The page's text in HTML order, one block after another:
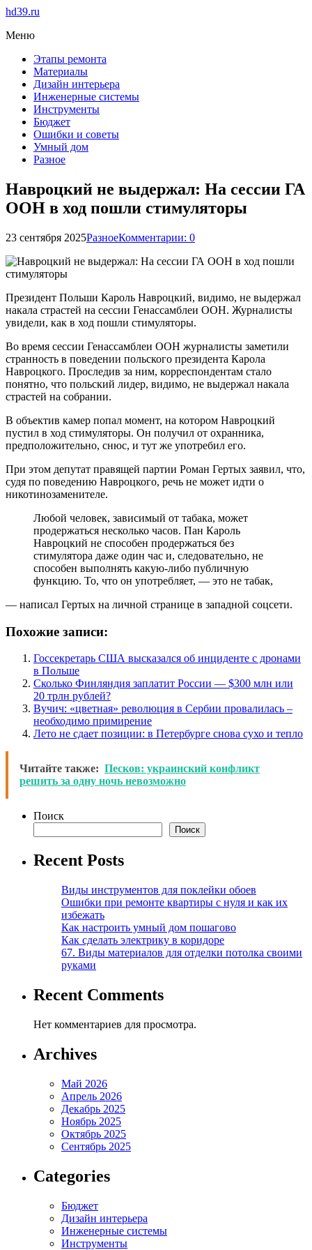
hd39.ru
Меню
Этапы ремонта
Материалы
Дизайн интерьера
Инженерные системы
Инструменты
Бюджет
Ошибки и советы
Умный дом
Разное
Навроцкий не выдержал: На сессии ГА
ООН в ход пошли стимуляторы
23 сентября 2025РазноеКомментарии: 0
Президент Польши Кароль Навроцкий, видимо, не выдержал
накала страстей на сессии Генассамблеи ООН. Журналисты
увидели, как в ход пошли стимуляторы.
Во время сессии Генассамблеи ООН журналисты заметили
странность в поведении польского президента Карола
Навроцкого. Проследив за ним, корреспондентам стало
понятно, что польский лидер, видимо, не выдержал накала
страстей на собрании.
В объектив камер попал момент, на котором Навроцкий
пустил в ход стимуляторы. Он получил от охранника,
предположительно, снюс, и тут же употребил его.
При этом депутат правящей партии Роман Гертых заявил, что,
судя по поведению Навроцкого, речь не может идти о
никотинозаменителе.
Любой человек, зависимый от табака, может
продержаться несколько часов. Пан Кароль
Навроцкий не способен продержаться без
стимулятора даже один час и, следовательно, не
способен выполнять какую-либо публичную
функцию. То, что он употребляет, — это не табак,
— написал Гертых на личной странице в западной соцсети.
Похожие записи:
Госсекретарь США высказался об инциденте с дронами
в Польше
Сколько Финляндия заплатит России — $300 млн или
20 трлн рублей?
Вучич: «цветная» революция в Сербии провалилась –
необходимо примирение
Лето не сдает позиции: в Петербурге снова сухо и тепло
Читайте также: Песков: украинский конфликт
решить за одну ночь невозможно
Поиск
Поиск
Recent Posts
Виды инструментов для поклейки обоев
Ошибки при ремонте квартиры с нуля и как их
избежать
Как настроить умный дом пошагово
Как сделать электрику в коридоре
67. Виды материалов для отделки потолка своими
руками
Recent Comments
Нет комментариев для просмотра.
Archives
Май 2026
Апрель 2026
Декабрь 2025
Ноябрь 2025
Октябрь 2025
Сентябрь 2025
Categories
Бюджет
Дизайн интерьера
Инженерные системы
Инструменты